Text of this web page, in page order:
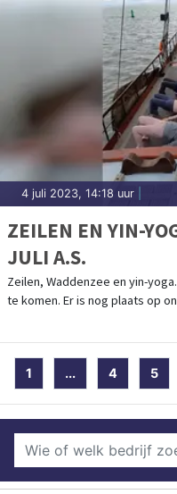
4 juli 2023, 14:18 uur
ZEILEN EN YIN-
JULI A.S.
Zeilen, Waddenzee en yin-
te komen. Er is nog plaats op
1 ... 4 5